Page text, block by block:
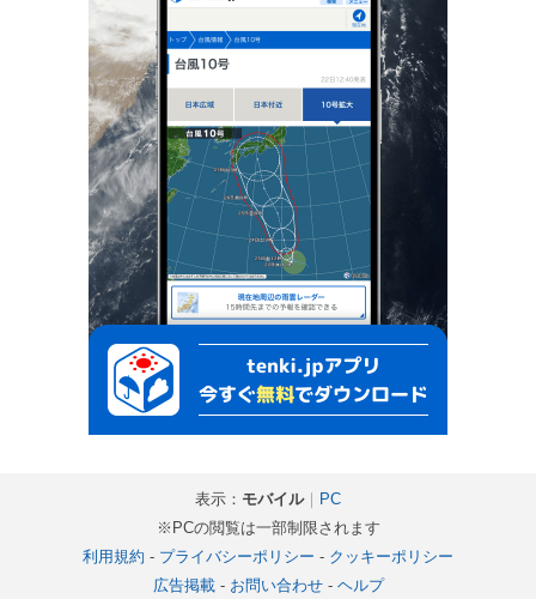
表示： モバイル｜ PC
※PCの閲覧は一部制限されます
利用規約 - プライバシーポリシー - クッキーポリシー
広告掲載- お問い合わせ- ヘルプ